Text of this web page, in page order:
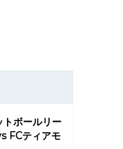
ボールリー
FCティアモ